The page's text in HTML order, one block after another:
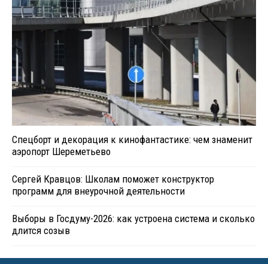
Спецборт и декорация к кинофантастике: чем знаменит
аэропорт Шереметьево
Сергей Кравцов: Школам поможет конструктор
программ для внеурочной деятельности
Выборы в Госдуму-2026: как устроена система и сколько
длится созыв